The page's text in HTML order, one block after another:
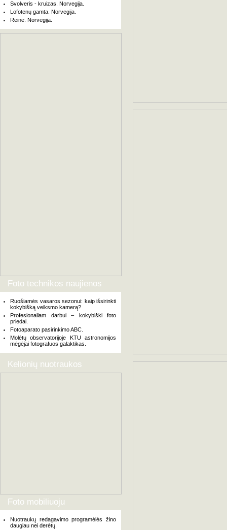
Svolveris - kruizas. Norvegija.
Lofotenų gamta. Norvegija.
Reine. Norvegija.
Foto technikos naujienos
Ruošiamės vasaros sezonui: kaip išsirinkti
kokybišką veiksmo kamerą?
Profesionaliam darbui – kokybiški foto
priedai.
Fotoaparato pasirinkimo ABC.
Molėtų observatorijoje KTU astronomijos
mėgėjai fotografuos galaktikas.
Kelionių nuotraukos
Foto mobiliuoju
Nuotraukų redagavimo programėlės žino
daugiau nei derėtų.